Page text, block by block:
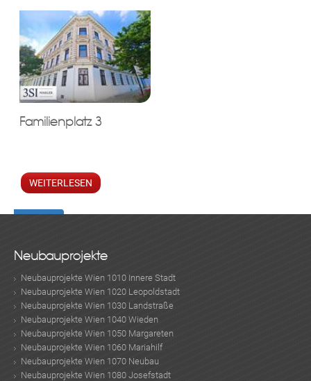
Familienplatz 3
WEITERLESEN
Neubauprojekte
Neubauprojekte Wien 1010 Innere Stadt
Neubauprojekte Wien 1020 Leopoldstadt
Neubauprojekte Wien 1030 Landstraße
Neubauprojekte Wien 1040 Wieden
Neubauprojekte Wien 1050 Margareten
Neubauprojekte Wien 1060 Mariahilf
Neubauprojekte Wien 1070 Neubau
Neubauprojekte Wien 1080 Josefstadt